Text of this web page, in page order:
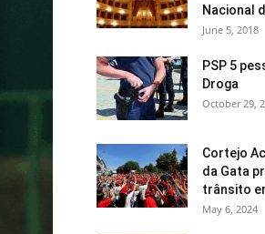
Nacional
June 5, 2018
PSP 5
Droga
October 29,
Cortejo
da Gata
trânsito
May 6, 2024